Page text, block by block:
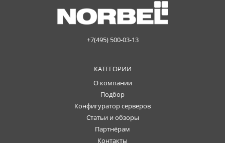
+7(495) 500-03-13
КАТЕГОРИИ
О компании
Подбор
Конфигуратор серверов
Статьи и обзоры
Партнёрам
Контакты